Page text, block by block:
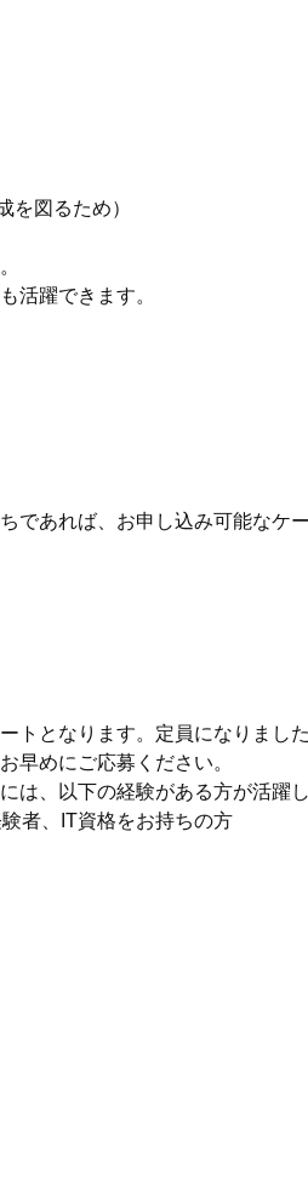
を図るため）
活躍できます。
であれば、お申し込み可能なケ
トとなります。定員になりまし
早めにご応募ください。
は、以下の経験がある方が活躍し
者、IT資格をお持ちの方